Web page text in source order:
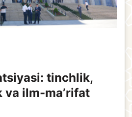
tinchlik,
va ilm-maʼrifat